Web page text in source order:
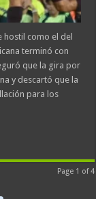
hostil como el del
terminó con
que la gira por
y descartó que la
para los
Page 1 of 4